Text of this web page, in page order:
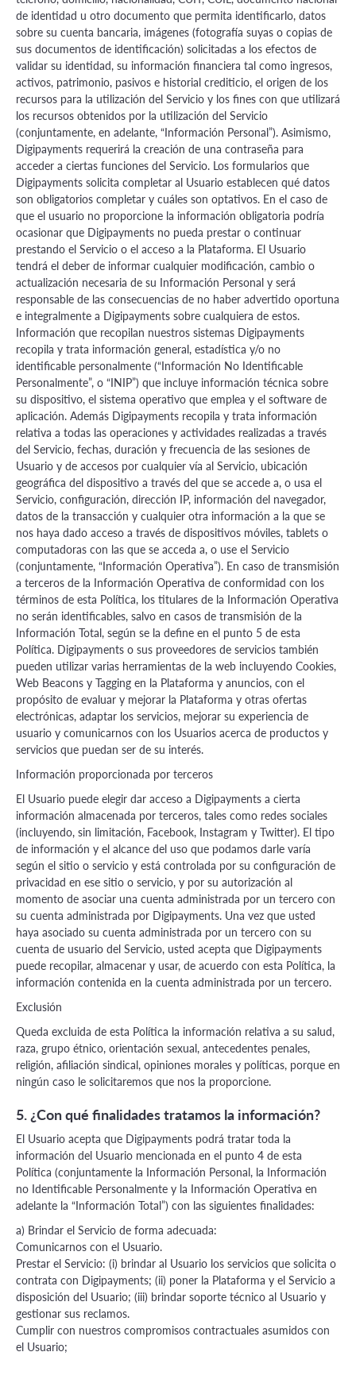
de identidad u otro documento que permita identificarlo, datos
sobre su cuenta bancaria, imágenes (fotografía suyas o copias de
sus documentos de identificación) solicitadas a los efectos de
validar su identidad, su información financiera tal como ingresos,
activos, patrimonio, pasivos e historial crediticio, el origen de los
recursos para la utilización del Servicio y los fines con que utilizará
los recursos obtenidos por la utilización del Servicio
(conjuntamente, en adelante, “Información Personal”). Asimismo,
Digipayments requerirá la creación de una contraseña para
acceder a ciertas funciones del Servicio. Los formularios que
Digipayments solicita completar al Usuario establecen qué datos
son obligatorios completar y cuáles son optativos. En el caso de
que el usuario no proporcione la información obligatoria podría
ocasionar que Digipayments no pueda prestar o continuar
prestando el Servicio o el acceso a la Plataforma. El Usuario
tendrá el deber de informar cualquier modificación, cambio o
actualización necesaria de su Información Personal y será
responsable de las consecuencias de no haber advertido oportuna
e integralmente a Digipayments sobre cualquiera de estos.
Información que recopilan nuestros sistemas Digipayments
recopila y trata información general, estadística y/o no
identificable personalmente (“Información No Identificable
Personalmente”, o “INIP”) que incluye información técnica sobre
su dispositivo, el sistema operativo que emplea y el software de
aplicación. Además Digipayments recopila y trata información
relativa a todas las operaciones y actividades realizadas a través
del Servicio, fechas, duración y frecuencia de las sesiones de
Usuario y de accesos por cualquier vía al Servicio, ubicación
geográfica del dispositivo a través del que se accede a, o usa el
Servicio, configuración, dirección IP, información del navegador,
datos de la transacción y cualquier otra información a la que se
nos haya dado acceso a través de dispositivos móviles, tablets o
computadoras con las que se acceda a, o use el Servicio
(conjuntamente, “Información Operativa”). En caso de transmisión
a terceros de la Información Operativa de conformidad con los
términos de esta Política, los titulares de la Información Operativa
no serán identificables, salvo en casos de transmisión de la
Información Total, según se la define en el punto 5 de esta
Política. Digipayments o sus proveedores de servicios también
pueden utilizar varias herramientas de la web incluyendo Cookies,
Web Beacons y Tagging en la Plataforma y anuncios, con el
propósito de evaluar y mejorar la Plataforma y otras ofertas
electrónicas, adaptar los servicios, mejorar su experiencia de
usuario y comunicarnos con los Usuarios acerca de productos y
servicios que puedan ser de su interés.
Información proporcionada por terceros
El Usuario puede elegir dar acceso a Digipayments a cierta
información almacenada por terceros, tales como redes sociales
(incluyendo, sin limitación, Facebook, Instagram y Twitter). El tipo
de información y el alcance del uso que podamos darle varía
según el sitio o servicio y está controlada por su configuración de
privacidad en ese sitio o servicio, y por su autorización al
momento de asociar una cuenta administrada por un tercero con
su cuenta administrada por Digipayments. Una vez que usted
haya asociado su cuenta administrada por un tercero con su
cuenta de usuario del Servicio, usted acepta que Digipayments
puede recopilar, almacenar y usar, de acuerdo con esta Política, la
información contenida en la cuenta administrada por un tercero.
Exclusión
Queda excluida de esta Política la información relativa a su salud,
raza, grupo étnico, orientación sexual, antecedentes penales,
religión, afiliación sindical, opiniones morales y políticas, porque en
ningún caso le solicitaremos que nos la proporcione.
5. ¿Con qué finalidades tratamos la información?
El Usuario acepta que Digipayments podrá tratar toda la
información del Usuario mencionada en el punto 4 de esta
Política (conjuntamente la Información Personal, la Información
no Identificable Personalmente y la Información Operativa en
adelante la “Información Total”) con las siguientes finalidades:
a) Brindar el Servicio de forma adecuada:
Comunicarnos con el Usuario.
Prestar el Servicio: (i) brindar al Usuario los servicios que solicita o
contrata con Digipayments; (ii) poner la Plataforma y el Servicio a
disposición del Usuario; (iii) brindar soporte técnico al Usuario y
gestionar sus reclamos.
Cumplir con nuestros compromisos contractuales asumidos con
el Usuario;